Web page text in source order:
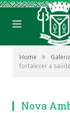
Home »
fortalecer a
Nova